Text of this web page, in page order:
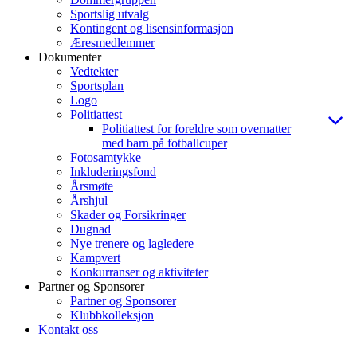
Sportslig utvalg
Kontingent og lisensinformasjon
Æresmedlemmer
Dokumenter
Vedtekter
Sportsplan
Logo
Politiattest
Politiattest for foreldre som overnatter
med barn på fotballcuper
Fotosamtykke
Inkluderingsfond
Årsmøte
Årshjul
Skader og Forsikringer
Dugnad
Nye trenere og lagledere
Kampvert
Konkurranser og aktiviteter
Partner og Sponsorer
Partner og Sponsorer
Klubbkolleksjon
Kontakt oss